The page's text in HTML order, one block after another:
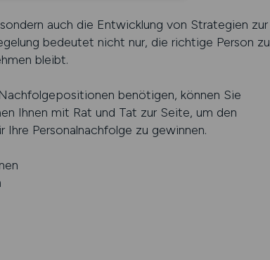
auch die Entwicklung von Strategien zur
bedeutet nicht nur, die richtige Person zu
bleibt.
benötigen, können Sie
Ihnen mit Rat und Tat zur Seite, um den
Personalnachfolge zu gewinnen.